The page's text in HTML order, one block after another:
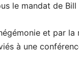
le mandat de Bill
et par
à une